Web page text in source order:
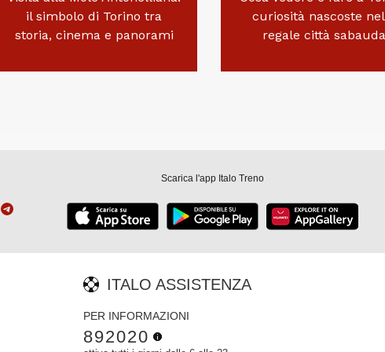
il simbolo di Torino tra
storia, cinema e panorami
curiosità nascoste
regale città sabauda
Scarica l'app Italo Treno
ITALO ASSISTENZA
PER INFORMAZIONI
892020